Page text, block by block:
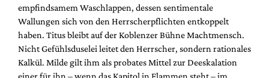
empfindsamem Waschlappen, dessen sentimentale
Wallungen sich von den Herrscherpflichten entkoppelt
haben. Titus bleibt auf der Koblenzer Bühne Machtmensch.
Nicht Gefühlsduselei leitet den Herrscher, sondern rationales
Kalkül. Milde gilt ihm als probates Mittel zur Deeskalation